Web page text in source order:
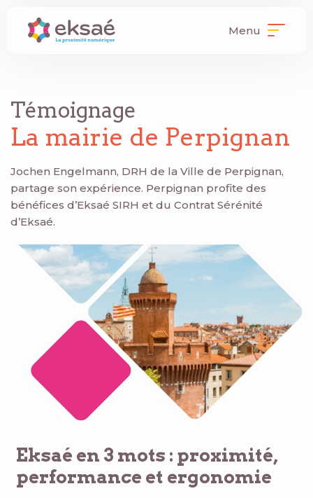
Menu
Témoignage
La mairie de Perpignan
Jochen Engelmann, DRH de la Ville de Perpignan,
partage son expérience. Perpignan profite des
bénéfices d’Eksaé SIRH et du Contrat Sérénité
d’Eksaé.
Eksaé en 3 mots : proximité,
performance et ergonomie